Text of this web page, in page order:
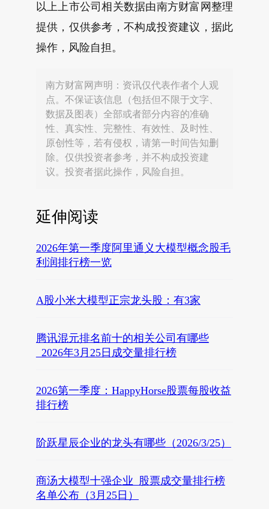
以上上市公司相关数据由南方财富网整理
提供，仅供参考，不构成投资建议，据此
操作，风险自担。
南方财富网声明：资讯仅代表作者个人观
点。不保证该信息（包括但不限于文字、
数据及图表）全部或者部分内容的准确
性、真实性、完整性、有效性、及时性、
原创性等，若有侵权，请第一时间告知删
除。仅供投资者参考，并不构成投资建
议。投资者据此操作，风险自担。
延伸阅读
2026年第一季度阿里通义大模型概念股毛
利润排行榜一览
A股小米大模型正宗龙头股：有3家
腾讯混元排名前十的相关公司有哪些
_2026年3月25日成交量排行榜
2026第一季度：HappyHorse股票每股收益
排行榜
阶跃星辰企业的龙头有哪些（2026/3/25）
商汤大模型十强企业_股票成交量排行榜
名单公布（3月25日）